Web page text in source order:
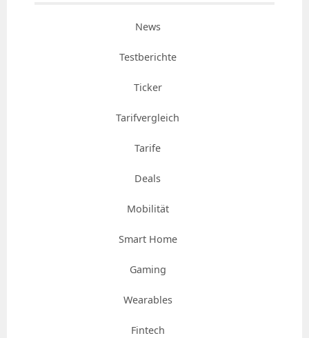
News
Testberichte
Ticker
Tarifvergleich
Tarife
Deals
Mobilität
Smart Home
Gaming
Wearables
Fintech